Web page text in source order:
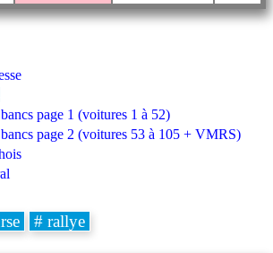
page 1 (voitures 1 à 52)
page 2 (voitures 53 à 105 + VMRS)
# rallye